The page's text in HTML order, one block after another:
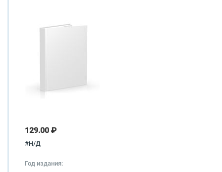
129.00 ₽
#Н/Д
Год издания: